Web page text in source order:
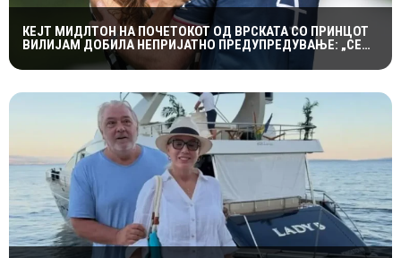
КЕЈТ МИДЛТОН НА ПОЧЕТОКОТ ОД ВРСКАТА СО ПРИНЦОТ
ВИЛИЈАМ ДОБИЛА НЕПРИЈАТНО ПРЕДУПРЕДУВАЊЕ: „СЕ
МАЖИШ ВО ПОГРЕШНО СЕМЕЈСТВО“